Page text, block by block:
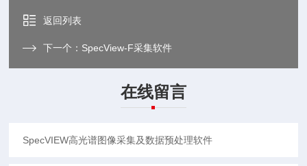
返回列表
下一个： SpecView-F采集软件
在线留言